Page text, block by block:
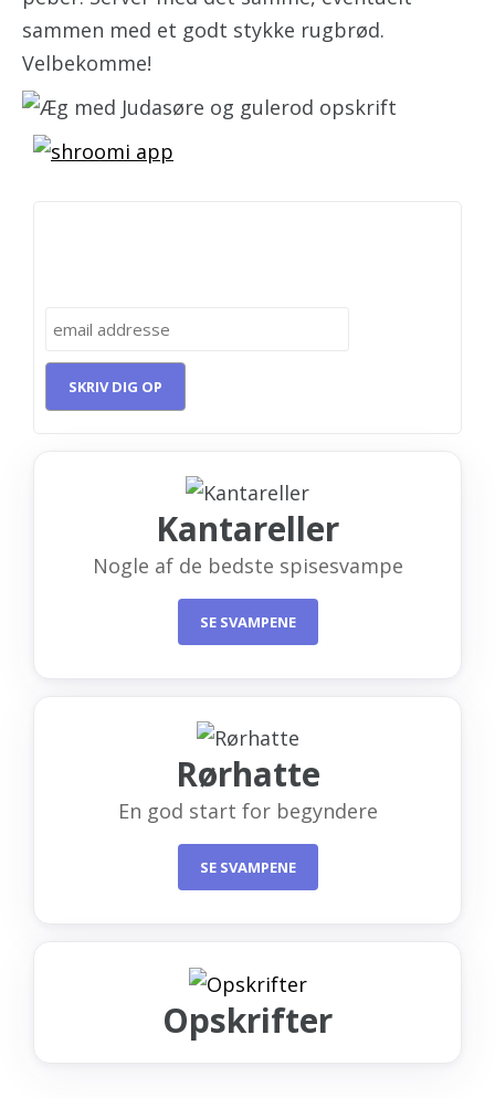
sammen med et godt stykke rugbrød.
Velbekomme!
Kantareller
Nogle af de bedste spisesvampe
SE SVAMPENE
Rørhatte
En god start for begyndere
SE SVAMPENE
Opskrifter